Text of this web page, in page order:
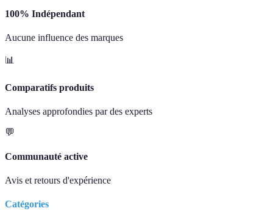
100% Indépendant
Aucune influence des marques
📊
Comparatifs produits
Analyses approfondies par des experts
💬
Communauté active
Avis et retours d'expérience
Catégories